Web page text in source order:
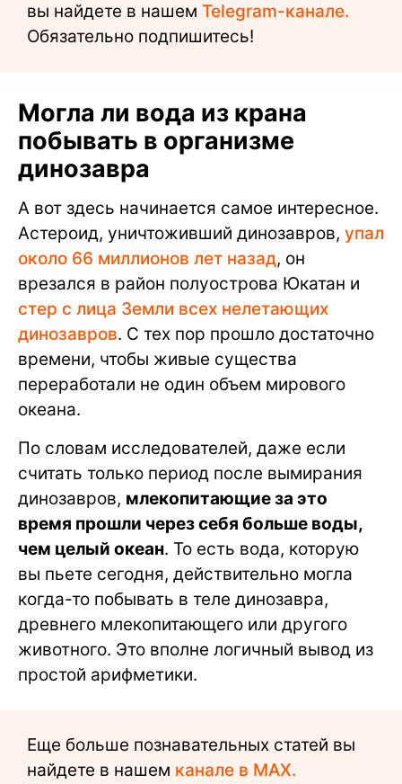
вы найдете в нашем Telegram-канале.
Обязательно подпишитесь!
Могла ли вода из крана
побывать в организме
динозавра
А вот здесь начинается самое интересное.
Астероид, уничтоживший динозавров, упал
около 66 миллионов лет назад, он
врезался в район полуострова Юкатан и
стер с лица Земли всех нелетающих
динозавров. С тех пор прошло достаточно
времени, чтобы живые существа
переработали не один объем мирового
океана.
По словам исследователей, даже если
считать только период после вымирания
динозавров, млекопитающие за это
время прошли через себя больше воды,
чем целый океан. То есть вода, которую
вы пьете сегодня, действительно могла
когда-то побывать в теле динозавра,
древнего млекопитающего или другого
животного. Это вполне логичный вывод из
простой арифметики.
Еще больше познавательных статей вы
найдете в нашем канале в MAX.